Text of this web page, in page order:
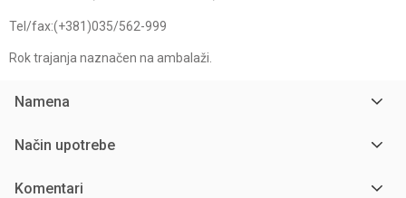
Tel/fax:(+381)035/562-999
Rok trajanja naznačen na ambalaži.
Namena
Način upotrebe
Komentari